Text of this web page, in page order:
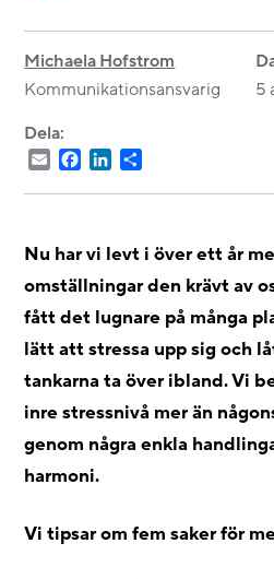
Michaela Hofstrom
Kommunikationsansvarig
5
Dela:
EmailFacebookLinkedIn
Nu har vi levt i över ett år
omställningar den krävt av
fått det lugnare på många
lätt att stressa upp sig och
tankarna ta över ibland. Vi
inre stressnivå mer än
genom några enkla
harmoni.
Vi tipsar om fem saker för